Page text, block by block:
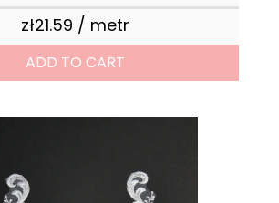
zł21.59 / metrPrice
ADD TO CART